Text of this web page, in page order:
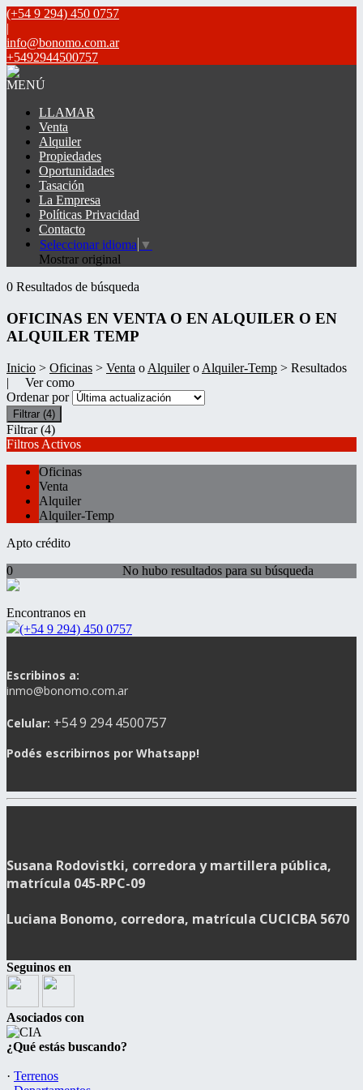
(+54 9 294) 450 0757
|
info@bonomo.com.ar
+5492944500757
MENÚ
LLAMAR
Venta
Alquiler
Propiedades
Oportunidades
Tasación
La Empresa
Políticas Privacidad
Contacto
Seleccionar idioma ▼
Mostrar original
0 Resultados de búsqueda
OFICINAS EN VENTA O EN ALQUILER O EN
ALQUILER TEMP
Inicio > Oficinas > Venta o Alquilero Alquiler-Temp > Resultados
| Ver como
Ordenar por
Filtrar (4)
Filtrar (4)
Filtros Activos
Oficinas
Venta
Alquiler
Alquiler-Temp
Apto crédito
No hubo resultados para su búsqueda
0
Encontranos en
(+54 9 294) 450 0757
Escribinos a:
inmo@bonomo.com.ar
Celular: +54 9 294 4500757
Podés escribirnos por Whatsapp!
Susana Rodovistki, corredora y martillera pública,
matrícula 045-RPC-09
Luciana Bonomo, corredora, matrícula CUCICBA 5670
Seguinos en
Asociados con
¿Qué estás buscando?
· Terrenos